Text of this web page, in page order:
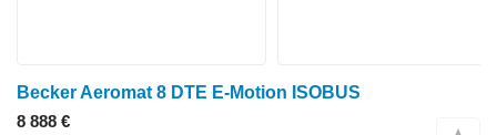
Becker Aeromat 8 DTE E-Motion ISOBUS
8 888 €